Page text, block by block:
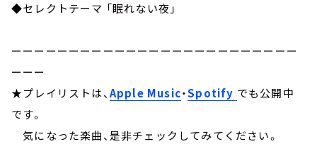
◆セレクトテーマ 「眠れない夜」
ーーーーーーーーーーーーーーーーーーーーーーーーー
ーーー
★プレイリストは、Apple Music・Spotify でも公開中
です。
気になった楽曲、是非チェックしてみてください。